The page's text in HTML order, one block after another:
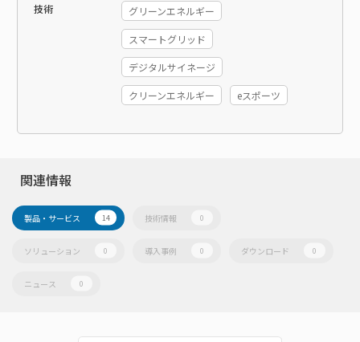
技術 グリーンエネルギー
スマートグリッド
デジタルサイネージ
クリーンエネルギー eスポーツ
関連情報
製品・サービス 14 技術情報 0
ソリューション 0 導入事例 0 ダウンロード 0
ニュース 0